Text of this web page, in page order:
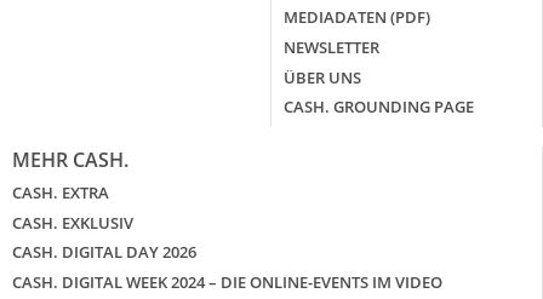
MEDIADATEN (PDF)
NEWSLETTER
ÜBER UNS
CASH. GROUNDING PAGE
MEHR CASH.
CASH. EXTRA
CASH. EXKLUSIV
CASH. DIGITAL DAY 2026
CASH. DIGITAL WEEK 2024 – DIE ONLINE-EVENTS IM VIDEO